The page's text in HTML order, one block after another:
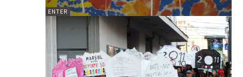
ENTER